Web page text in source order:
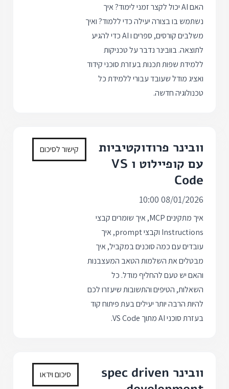
האם AI יכול לקצר זמני לימוד? איך
נשתמש בו בצורה יעילה כדי ללמוד? ואיך
משלבים קורסים, ספרים ו AI כדי להגיע
לתוצאה. בוובינר נדבר על טכניקות
ללמידת שפות תכנות בעזרת סוכני קידוד
ואציג מודל שעובד עבורי ללמידת כל
טכנולוגיה חדשה.
וובינר פרודוקטיביות
עם קופיילוט ו VS
Code
08/01/2026 10:00
איך מתקינים MCP, איך שומרים קבצי
Instructions וקבצי prompt, איך
עובדים עם כמה סוכנים במקביל, איך
מבטלים את השלמות הטאב המעצבנות
והאם יש טעם להחליף מודל. כל
השאלות, הטיפים והתשובות שיעזרו לכם
להיות הרבה יותר יעילים בעת פיתוח קוד
בעזרת סוכני AI מתוך VS Code.
קישור לסיכום
וובינר spec driven
סיכום וידאו